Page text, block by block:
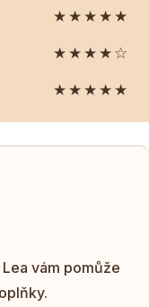
★★★★★
★★★★☆
★★★★★
vám pomůže